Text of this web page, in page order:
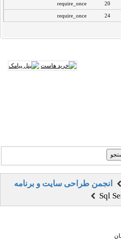
20
require_once
24
require_once
انجمن طراحی سایت و برنامه
Sql